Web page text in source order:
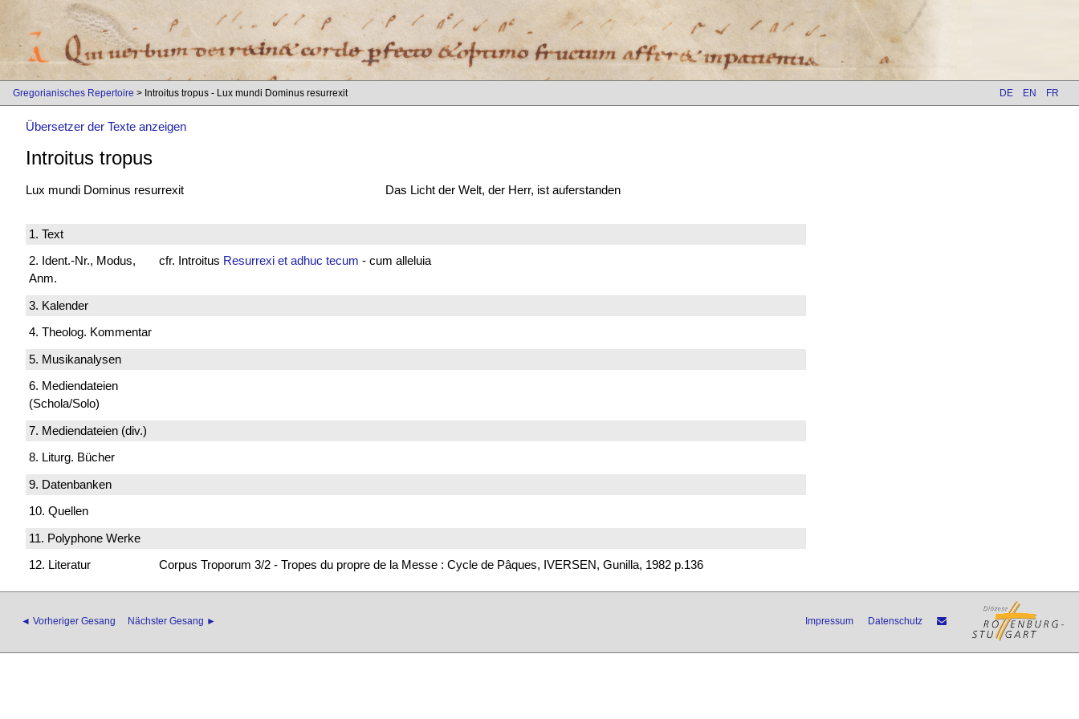
Gregorianisches Repertoire > Introitus tropus - Lux mundi Dominus resurrexit DE EN FR
Übersetzer der Texte anzeigen
Introitus tropus
Lux mundi Dominus resurrexit Das Licht der Welt, der Herr, ist auferstanden
1. Text
2. Ident.-Nr., Modus,
Anm.
cfr. Introitus Resurrexi et adhuc tecum - cum alleluia
3. Kalender
4. Theolog. Kommentar
5. Musikanalysen
6. Mediendateien
(Schola/Solo)
7. Mediendateien (div.)
8. Liturg. Bücher
9. Datenbanken
10. Quellen
11. Polyphone Werke
12. Literatur
Corpus Troporum 3/2 - Tropes du propre de la Messe : Cycle de Pâques, IVERSEN, Gunilla, 1982 p.136
◄ Vorheriger Gesang Nächster Gesang ► Impressum Datenschutz